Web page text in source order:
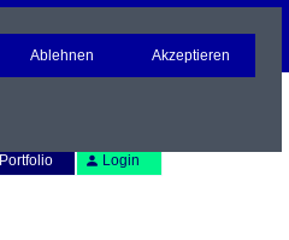
Portfolio Login
Ablehnen Akzeptieren